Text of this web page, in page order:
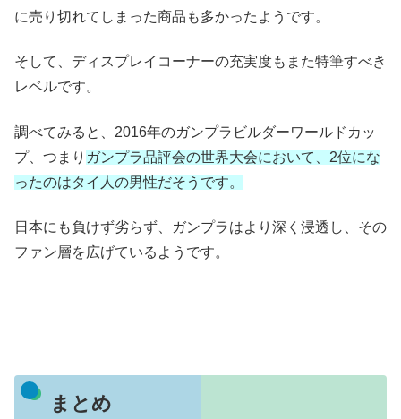
に売り切れてしまった商品も多かったようです。
そして、ディスプレイコーナーの充実度もまた特筆すべき
レベルです。
調べてみると、2016年のガンプラビルダーワールドカッ
プ、つまり ガンプラ品評会の世界大会において、2位にな
ったのはタイ人の男性だそうです。
日本にも負けず劣らず、ガンプラはより深く浸透し、その
ファン層を広げているようです。
まとめ